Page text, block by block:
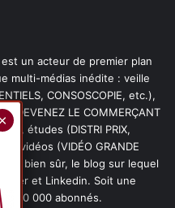
un acteur de premier plan
multi-médias inédite : veille
CONSOSCOPIE, etc.),
DEVENEZ LE COMMERÇANT
études (DISTRI PRIX,
vidéos (VIDÉO GRANDE
et, bien sûr, le blog sur lequel
et Linkedin. Soit une
150 000 abonnés.